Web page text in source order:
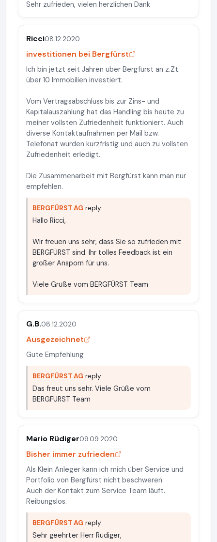
Sehr zufrieden, vielen herzlichen Dank
Ricci08.12.2020
investitionen bei Bergfürst
Ich bin jetzt seit Jahren über Bergfürst an z.Zt.
über 10 Immobilien investiert.
Vom Vertragsabschluss bis zur Zins- und
Kapitalauszahlung hat das Handling bis heute zu
meiner vollsten Zufriedenheit funktioniert. Auch
diverse Kontaktaufnahmen per Mail bzw.
Telefonat wurden kurzfristig und auch zu vollsten
Zufriedenheit erledigt.
Die Zusammenarbeit mit Bergfürst kann man nur
empfehlen.
BERGFÜRST AG reply:
Hallo Ricci,
Wir freuen uns sehr, dass Sie so zufrieden mit
BERGFÜRST sind. Ihr tolles Feedback ist ein
großer Ansporn für uns.
Viele Grüße vom BERGFÜRST Team
G.B.08.12.2020
Ausgezeichnet
Gute Empfehlung
BERGFÜRST AG reply:
Das freut uns sehr. Viele Grüße vom
BERGFÜRST Team
Mario Rüdiger09.09.2020
Bisher immer zufrieden
Als Klein Anleger kann ich mich über Service und
Portfolio von Bergfürst nicht beschweren.
Auch der Kontakt zum Service Team läuft.
Reibungslos.
BERGFÜRST AG reply:
Sehr geehrter Herr Rüdiger,